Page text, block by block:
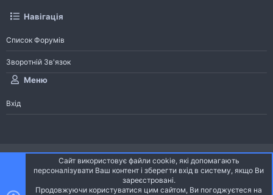
Навігація
Список Форумів
Зворотній Зв'язок
Меню
Вхід
Ніч Українська (UA)
Community platform by XenForo® © 2010-2026 XenForo Ltd.
Community platform by XenForo © 2010-2022 XenForo Ltd. | dev: Pages
Сайт використовує файли cookie, які допомагають
персоналізувати Ваш контент і зберегти вхід в систему, якщо Ви
зареєстровані.
Продовжуючи користуватися цим сайтом, Ви погоджуєтеся на